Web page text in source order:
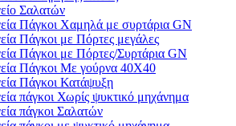
Σαλατών
Πάγκοι Χαμηλά με συρτάρια GN
Πάγκοι με Πόρτες μεγάλες
Πάγκοι με Πόρτες/Συρτάρια GN
Πάγκοι Με γούρνα 40Χ40
Πάγκοι Κατάψυξη
πάγκοι Χωρίς ψυκτικό μηχάνημα
πάγκοι Σαλατών